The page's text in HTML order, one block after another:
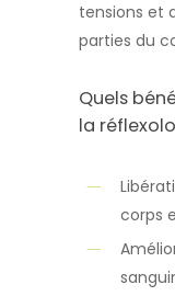
tensions et
parties du
Quels
la
corps